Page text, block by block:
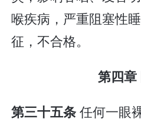
喉疾病，严重阻塞性
征，不合格。
第四章
第三十五条任何一眼